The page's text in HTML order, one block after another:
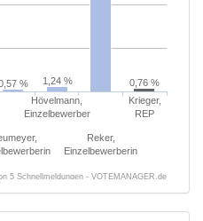
% 1,24 %
0,76 %
Hövelmann,
Einzelbewerber
Reker,
Einzelbewerberin
Krieger,
REP
5 Schnellmeldungen - VOTEMANAGER.de